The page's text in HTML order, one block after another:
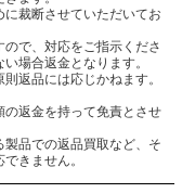
裁断させていただいてお
で、対応をご指示くださ
場合返金となります。
返品には応じかねます。
返金を持って免責とさせ
品での返品買取など、そ
きません。